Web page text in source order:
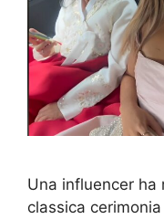
Una influencer ha
classica